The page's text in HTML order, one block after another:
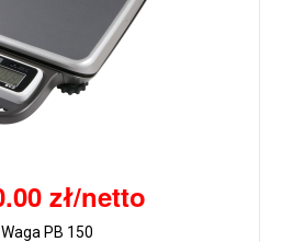
zł/netto
Waga PB 150